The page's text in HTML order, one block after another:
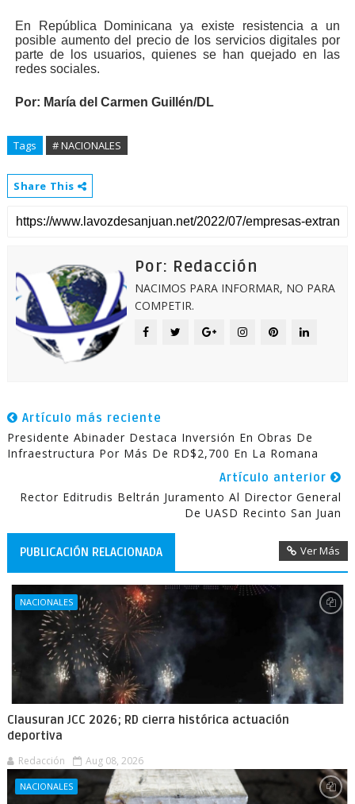
En República Dominicana ya existe resistencia a un
posible aumento del precio de los servicios digitales por
parte de los usuarios, quienes se han quejado en las
redes sociales.
Por: María del Carmen Guillén/DL
Tags # NACIONALES
Share This
Por: Redacción
NACIMOS PARA INFORMAR, NO PARA
COMPETIR.
Artículo más reciente
Presidente Abinader Destaca Inversión En Obras De
Infraestructura Por Más De RD$2,700 En La Romana
Artículo anterior
Rector Editrudis Beltrán Juramento Al Director General
De UASD Recinto San Juan
PUBLICACIÓN RELACIONADA Ver Más
NACIONALES
Clausuran JCC 2026; RD cierra histórica actuación
deportiva
Redacción Aug 08, 2026
NACIONALES